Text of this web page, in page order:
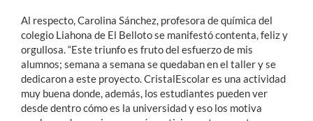
Al respecto, Carolina Sánchez, profesora de química del
colegio Liahona de El Belloto se manifestó contenta, feliz y
orgullosa. “Este triunfo es fruto del esfuerzo de mis
alumnos; semana a semana se quedaban en el taller y se
dedicaron a este proyecto. CristalEscolar es una actividad
muy buena donde, además, los estudiantes pueden ver
desde dentro cómo es la universidad y eso los motiva